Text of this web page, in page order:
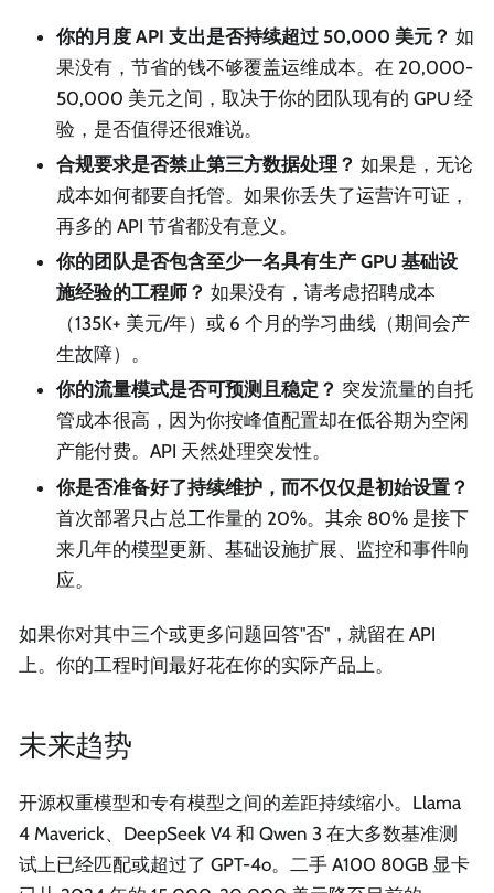
你的月度 API 支出是否持续超过 50,000 美元？ 如
果没有，节省的钱不够覆盖运维成本。在 20,000-
50,000 美元之间，取决于你的团队现有的 GPU 经
验，是否值得还很难说。
合规要求是否禁止第三方数据处理？ 如果是，无论
成本如何都要自托管。如果你丢失了运营许可证，
再多的 API 节省都没有意义。
你的团队是否包含至少一名具有生产 GPU 基础设
施经验的工程师？ 如果没有，请考虑招聘成本
（135K+ 美元/年）或 6 个月的学习曲线（期间会产
生故障）。
你的流量模式是否可预测且稳定？ 突发流量的自托
管成本很高，因为你按峰值配置却在低谷期为空闲
产能付费。API 天然处理突发性。
你是否准备好了持续维护，而不仅仅是初始设置？
首次部署只占总工作量的 20%。其余 80% 是接下
来几年的模型更新、基础设施扩展、监控和事件响
应。
如果你对其中三个或更多问题回答"否"，就留在 API
上。你的工程时间最好花在你的实际产品上。
未来趋势
开源权重模型和专有模型之间的差距持续缩小。Llama
4 Maverick、DeepSeek V4 和 Qwen 3 在大多数基准测
试上已经匹配或超过了 GPT-4o。二手 A100 80GB 显卡